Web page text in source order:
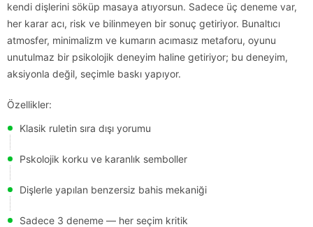
kendi dişlerini söküp masaya atıyorsun. Sadece üç deneme var,
her karar acı, risk ve bilinmeyen bir sonuç getiriyor. Bunaltıcı
atmosfer, minimalizm ve kumarın acımasız metaforu, oyunu
unutulmaz bir psikolojik deneyim haline getiriyor; bu deneyim,
aksiyonla değil, seçimle baskı yapıyor.
Özellikler:
Klasik ruletin sıra dışı yorumu
Pskolojik korku ve karanlık semboller
Dişlerle yapılan benzersiz bahis mekaniği
Sadece 3 deneme — her seçim kritik